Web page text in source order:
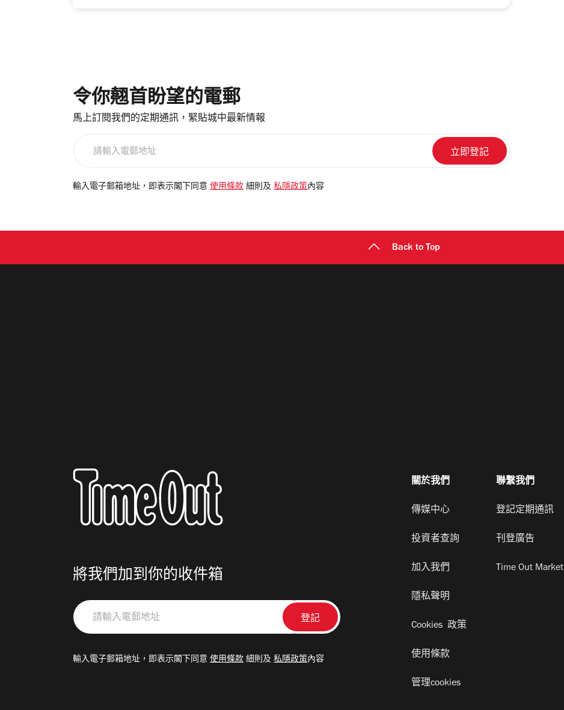
令你翹首盼望的電郵
馬上訂閱我們的定期通訊，緊貼城中最新情報
電
輸入電子郵箱地址，即表示閣下同意 使用條款 細則及 私隱政策 內容
Back to Top
將我們加到你的收件箱
請
輸
郵
輸入電子郵箱地址，即表示閣下同意 使用條款 細則及 私隱政策內容
關於我們
傳媒中心
投資者查詢
加入我們
隱私聲明
Cookies 政策
使用條款
管理cookies
聯繫我們
登記定期通訊
刊登廣告
Time Out Market